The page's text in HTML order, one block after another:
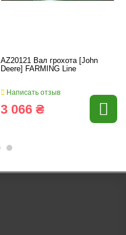
AZ20121 Вал грохота [John
Deere] FARMING Line
Написать отзыв
3 066 ₴